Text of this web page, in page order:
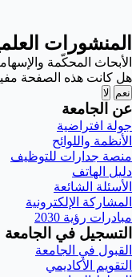
المنشورات
الأبحاث المحكّمة
هل كانت هذه الصفحة
نعم لا
عن الجامعة
جولة افتراضية
الأنظمة واللوائح
منصة جدارات للتوظيف
دليل الهاتف
الأسئلة الشائعة
المشاركة الإلكترونية
مبادرات رؤية 2030
التسجيل في الجامعة
القبول في الجامعة
التقويم الأكاديمي